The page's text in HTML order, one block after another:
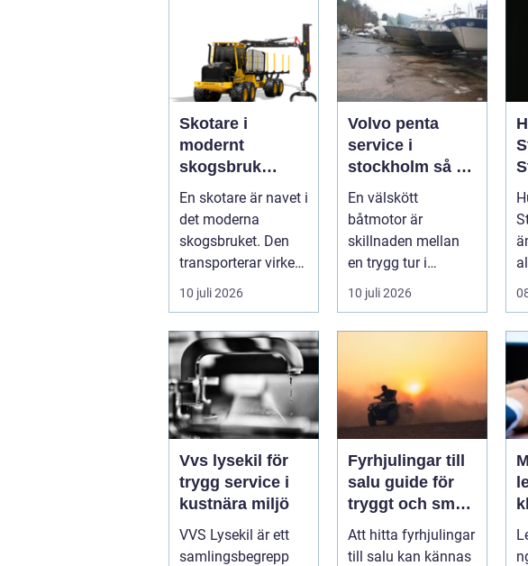
Skotare i
modernt
skogsbruk
teknik,
effektivitet och
hållbarhet
En skotare är navet i
det moderna
skogsbruket. Den
transporterar virke
från
avverkningsplatsen
till ...
10 juli 2026
Volvo penta
service i
stockholm så tar
du hand om din
båtmotor på rätt
sätt
En välskött
båtmotor är
skillnaden mellan
en trygg tur i
skärgården och en
sommar fylld av
ofrivilli...
10 juli 2026
Vvs lysekil för
trygg service i
kustnära miljö
VVS Lysekil är ett
samlingsbegrepp
Fyrhjulingar till
salu guide för
tryggt och smart
köp
Att hitta fyrhjulingar
till salu kan kännas